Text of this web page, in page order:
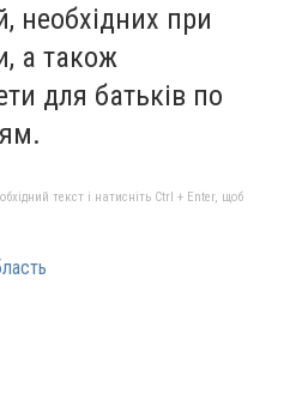
необхідних при
а також
для батьків по
текст і натисніть Ctrl + Enter, щоб